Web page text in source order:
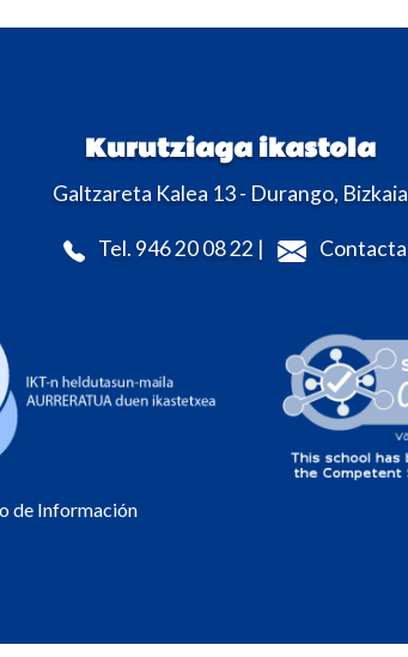
Kurutziaga ikastola
Galtzareta Kalea 13 - Durango, Bizkaia
Tel. 946 20 08 22 | Contacta
de Información